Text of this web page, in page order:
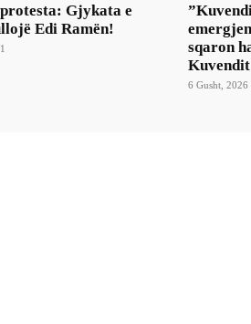
Gjykata e
Edi Ramën!
sqaron
Kuvendit
6 Gusht, 2026